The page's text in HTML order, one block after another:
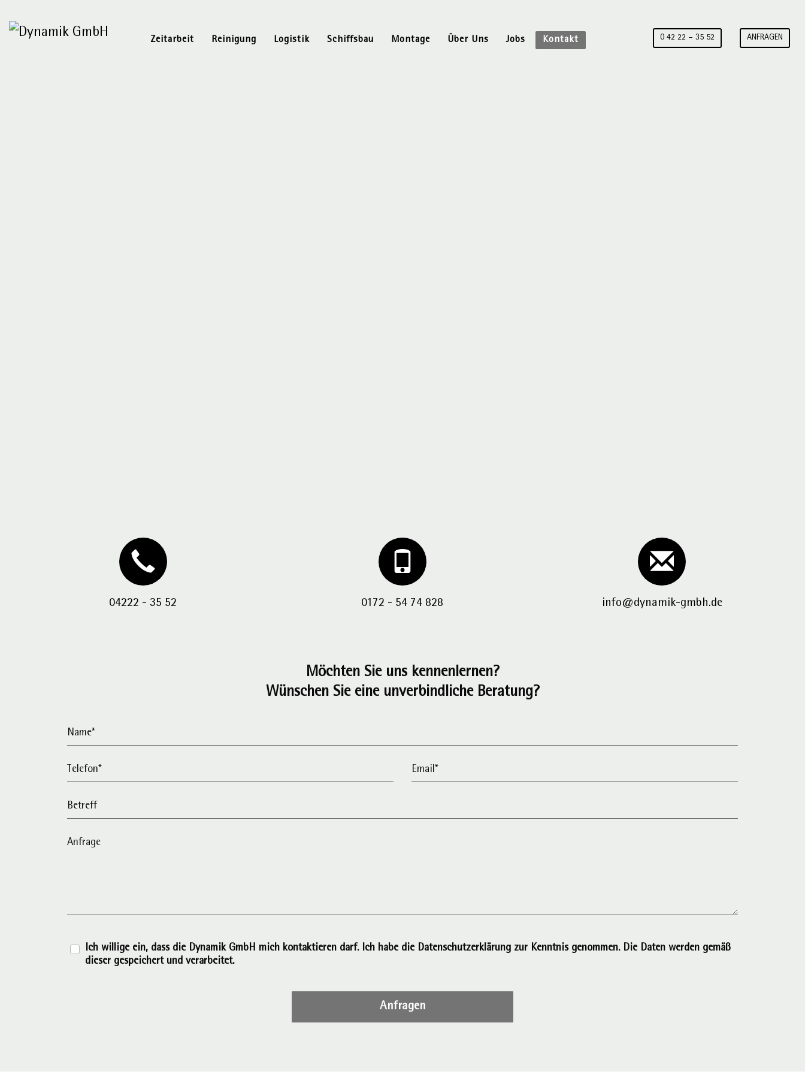
Zeitarbeit Reinigung Logistik Schiffsbau Montage Über Uns Jobs Kontakt 0 42 22 – 35 52 ANFRAGEN
04222 - 35 52 0172 - 54 74 828 info@dynamik-gmbh.de
Möchten Sie uns kennenlernen?
Wünschen Sie eine unverbindliche Beratung?
Name*
Telefon* Email*
Betreff
Anfrage
Ich willige ein, dass die Dynamik GmbH mich kontaktieren darf. Ich habe die Datenschutzerklärung zur Kenntnis genommen. Die Daten werden gemäß
dieser gespeichert und verarbeitet.
Anfragen